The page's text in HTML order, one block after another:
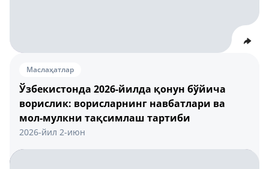
Маслаҳатлар
Ўзбекистонда 2026-йилда қонун бўйича
ворислик: ворисларнинг навбатлари ва
мол-мулкни тақсимлаш тартиби
2026-йил 2-июн